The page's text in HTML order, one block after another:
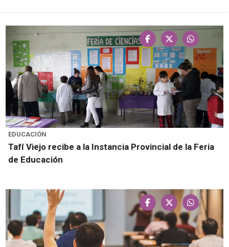
EDUCACIÓN
Tafí Viejo recibe a la Instancia Provincial de la Feria
de Educación